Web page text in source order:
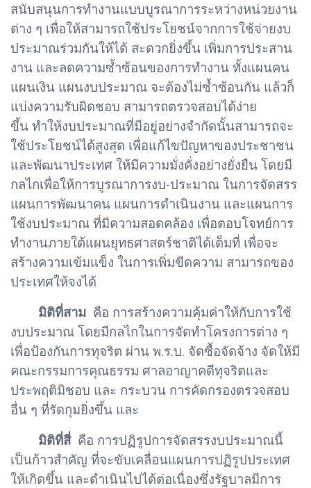
สนับสนุนการทำงานแบบบูรณาการระหว่างหน่วยงาน
ต่าง ๆ เพื่อให้สามารถใช้ประโยชน์จากการใช้จ่ายงบ
ประมาณร่วมกันให้ได้ สะดวกยิ่งขึ้น เพิ่มการประสาน
งาน และลดความซ้ำซ้อนของการทำงาน ทั้งแผนคน
แผนเงิน แผนงบประมาณ จะต้องไม่ซ้ำซ้อนกัน แล้วก็
แบ่งความรับผิดชอบ สามารถตรวจสอบได้ง่าย
ขึ้น ทำให้งบประมาณที่มีอยู่อย่างจำกัดนั้นสามารถจะ
ใช้ประโยชน์ได้สูงสุด เพื่อแก้ไขปัญหาของประชาชน
และพัฒนาประเทศ ให้มีความมั่งคั่งอย่างยั่งยืน โดยมี
กลไกเพื่อให้การบูรณาการงบ-ประมาณ ในการจัดสรร
แผนการพัฒนาคน แผนการดำเนินงาน และแผนการ
ใช้งบประมาณ ที่มีความสอดคล้อง เพื่อตอบโจทย์การ
ทำงานภายใต้แผนยุทธศาสตร์ชาติได้เต็มที่ เพื่อจะ
สร้างความเข้มแข็ง ในการเพิ่มขีดความ สามารถของ
ประเทศให้จงได้
มิติที่สาม คือ การสร้างความคุ้มค่าให้กับการใช้
งบประมาณ โดยมีกลไกในการจัดทำโครงการต่าง ๆ
เพื่อป้องกันการทุจริต ผ่าน พ.ร.บ. จัดซื้อจัดจ้าง จัดให้มี
คณะกรรมการคุณธรรม ศาลอาญาคดีทุจริตและ
ประพฤติมิชอบ และ กระบวน การคัดกรองตรวจสอบ
อื่น ๆ ที่รัดกุมยิ่งขึ้น และ
มิติที่สี่คือ การปฏิรูปการจัดสรรงบประมาณนี้
เป็นก้าวสำคัญ ที่จะขับเคลื่อนแผนการปฏิรูปประเทศ
ให้เกิดขึ้น และดำเนินไปได้ต่อเนื่องซึ่งรัฐบาลมีการ